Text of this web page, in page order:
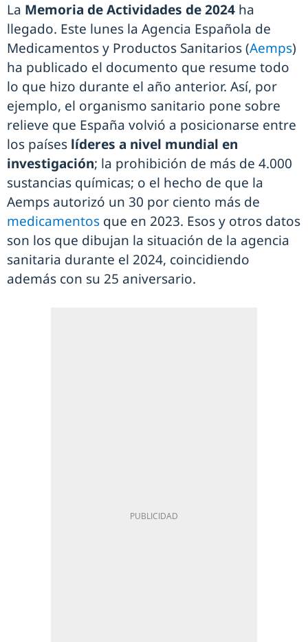
La Memoria de Actividades de 2024 ha
llegado. Este lunes la Agencia Española de
Medicamentos y Productos Sanitarios (Aemps)
ha publicado el documento que resume todo
lo que hizo durante el año anterior. Así, por
ejemplo, el organismo sanitario pone sobre
relieve que España volvió a posicionarse entre
los países líderes a nivel mundial en
investigación; la prohibición de más de 4.000
sustancias químicas; o el hecho de que la
Aemps autorizó un 30 por ciento más de
medicamentos que en 2023. Esos y otros datos
son los que dibujan la situación de la agencia
sanitaria durante el 2024, coincidiendo
además con su 25 aniversario.